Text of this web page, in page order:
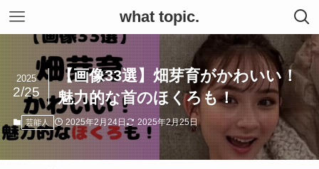
what topic.
【画像33選】畑芽育がかわいい！
魅力的な首のほくろも！
2025
2/25
芸能人 2025年2月24日 2025年2月25日